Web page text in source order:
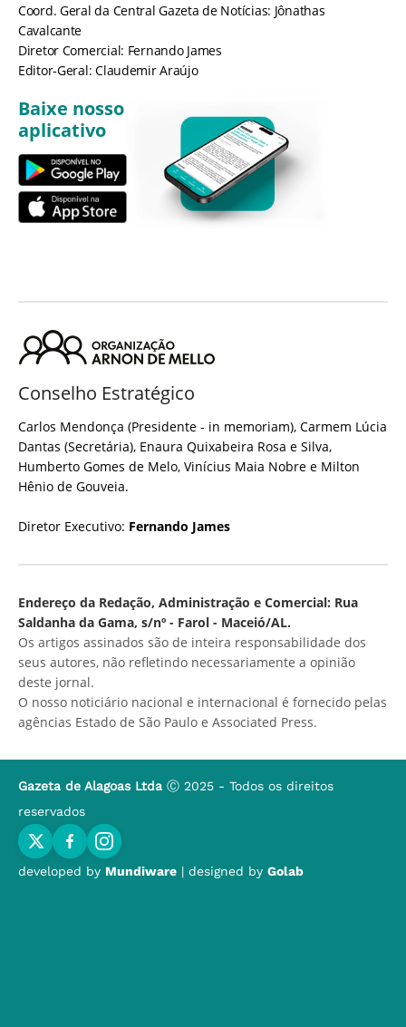
Coord. Geral da Central Gazeta de Notícias: Jônathas
Cavalcante
Diretor Comercial: Fernando James
Editor-Geral: Claudemir Araújo
Baixe nosso
aplicativo
Conselho Estratégico
Carlos Mendonça (Presidente - in memoriam), Carmem Lúcia
Dantas (Secretária), Enaura Quixabeira Rosa e Silva,
Humberto Gomes de Melo, Vinícius Maia Nobre e Milton
Hênio de Gouveia.
Diretor Executivo: Fernando James
Endereço da Redação, Administração e Comercial: Rua
Saldanha da Gama, s/nº - Farol - Maceió/AL.
Os artigos assinados são de inteira responsabilidade dos
seus autores, não refletindo necessariamente a opinião
deste jornal.
O nosso noticiário nacional e internacional é fornecido pelas
agências Estado de São Paulo e Associated Press.
Gazeta de Alagoas Ltda Ⓒ 2025 - Todos os direitos
reservados
developed by Mundiware | designed by Golab